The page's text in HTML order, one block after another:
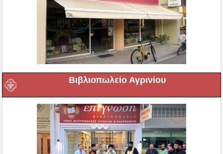
Βιβλιοπωλείο Αγρινίου